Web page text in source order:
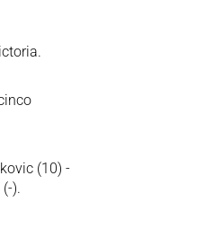
(10) -
).